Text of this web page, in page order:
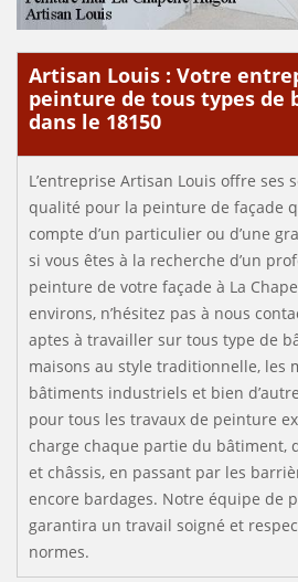
Artisan Louis : Votre
peinture de tous types de
dans le 18150
L’entreprise Artisan Louis offre ses
qualité pour la peinture de façade
compte d’un particulier ou d’une
si vous êtes à la recherche d’un
peinture de votre façade à La
environs, n’hésitez pas à nous
aptes à travailler sur tous type de
maisons au style traditionnelle, les
bâtiments industriels et bien
pour tous les travaux de peinture
charge chaque partie du bâtiment,
et châssis, en passant par les
encore bardages. Notre équipe de
garantira un travail soigné et
normes.